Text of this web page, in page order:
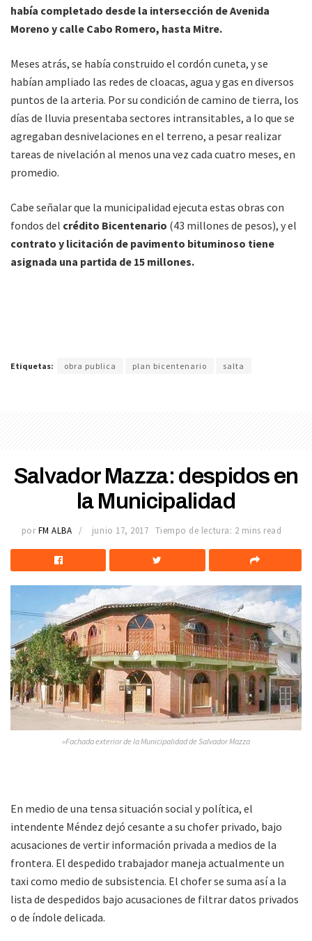
había completado desde la intersección de Avenida
Moreno y calle Cabo Romero, hasta Mitre.
Meses atrás, se había construido el cordón cuneta, y se
habían ampliado las redes de cloacas, agua y gas en diversos
puntos de la arteria. Por su condición de camino de tierra, los
días de lluvia presentaba sectores intransitables, a lo que se
agregaban desnivelaciones en el terreno, a pesar realizar
tareas de nivelación al menos una vez cada cuatro meses, en
promedio.
Cabe señalar que la municipalidad ejecuta estas obras con
fondos del crédito Bicentenario (43 millones de pesos), y el
contrato y licitación de pavimento bituminoso tiene
asignada una partida de 15 millones.
Etiquetas: obra publica plan bicentenario salta
Salvador Mazza: despidos en
la Municipalidad
por FM ALBA junio 17, 2017 Tiempo de lectura: 2 mins read
»Fachada exterior de la Municipalidad de Salvador Mazza
En medio de una tensa situación social y política, el
intendente Méndez dejó cesante a su chofer privado, bajo
acusaciones de vertir información privada a medios de la
frontera. El despedido trabajador maneja actualmente un
taxi como medio de subsistencia. El chofer se suma así a la
lista de despedidos bajo acusaciones de filtrar datos privados
o de índole delicada.